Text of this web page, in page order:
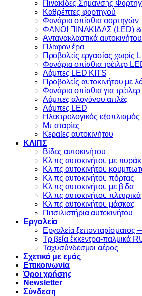
Πινακίδες Σημανσης
Kαθρέπτες φορτηγού
Φανάρια οπίσθια φορτηγών
ΦΑΝΟΙ ΠΙΝΑΚΙΔΑΣ (LED) &
Aντανακλαστικά αυτοκινήτου
Πλαφονιέρα
Προβολείς εργασίας χωρίς
Φανάρια οπίσθια τρέιλερ
Λάμπες LED KITS
Προβολείς αυτοκινήτου με
Φανάρια οπίσθια για τρέιλερ
Λάμπες αλογόνου απλές
Λάμπες LED
Ηλεκτρολογικός εξοπλισμός
Μπαταρίες
Κεραίες αυτοκινήτου
ΚΛΙΠΣ
Βίδες αυτοκινήτου
Kλιπς αυτοκινήτου με πυράκι
Kλιπς αυτοκινήτου
Κλιπς αυτοκινήτου πόρτας
Κλιπς αυτοκινήτου με βίδα
Kλιπς αυτοκινήτου πλευρικά
Kλιπς αυτοκινήτου μάσκας
Πιτσιλιστήρια αυτοκινήτου
Εργαλεία
Εργαλεία ξεπονταρίσματος
Τριβεία έκκεντρα-παλμικά
Ταχυσύνδεσμοι αέρος
Σχετικά με εμάς
Επικοινωνία
Όροι χρήσης
Newsletter
Σύνδεση